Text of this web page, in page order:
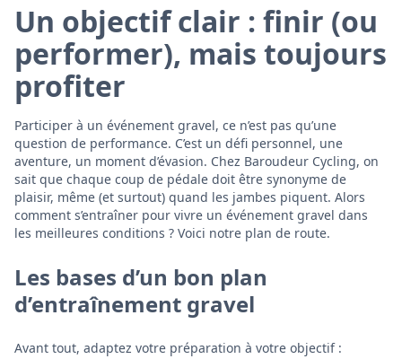
Un objectif clair : finir (ou
performer), mais toujours
profiter
Participer à un événement gravel, ce n’est pas qu’une
question de performance. C’est un défi personnel, une
aventure, un moment d’évasion. Chez Baroudeur Cycling, on
sait que chaque coup de pédale doit être synonyme de
plaisir, même (et surtout) quand les jambes piquent. Alors
comment s’entraîner pour vivre un événement gravel dans
les meilleures conditions ? Voici notre plan de route.
Les bases d’un bon plan
d’entraînement gravel
Avant tout, adaptez votre préparation à votre objectif :